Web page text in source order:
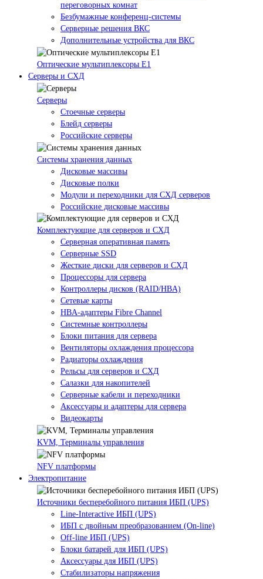
переговорных комнат
Безбумажные конференц-системы
Серверные решения ВКС
Дополнительные устройства для ВКС
Оптические мультиплексоры Е1
Серверы и СХД
Серверы
Стоечные серверы
Блейд серверы
Российские серверы
Системы хранения данных
Дисковые массивы
Дисковые полки
Модули и переходники для СХД серверов
Российские дисковые массивы
Комплектующие для серверов и СХД
Серверная оперативная память
Серверные SSD
Жесткие диски для серверов и СХД
Процессоры для сервера
Контроллеры дисков (RAID/HBA)
Сетевые карты
HBA-адаптеры Fibre Channel
Системные контроллеры
Блоки питания для сервера
Вентиляторы охлаждения процессора
Радиаторы охлаждения
Рельсы для серверов и СХД
Салазки для накопителей
Серверные кабели и переходники
Аксессуары и адаптеры для сервера
Видеокарты
KVM, Терминалы управления
NFV платформы
Электропитание
Источники бесперебойного питания ИБП (UPS)
Line-Interactive ИБП (UPS)
ИБП с двойным преобразованием (On-line)
Off-line ИБП (UPS)
Блоки батарей для ИБП (UPS)
Аксессуары для ИБП (UPS)
Стабилизаторы напряжения